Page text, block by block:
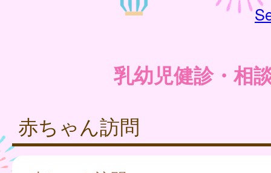
乳幼児健診・相
赤ちゃん訪問